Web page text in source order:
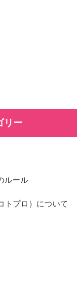
リー
ルール
トプロ）について